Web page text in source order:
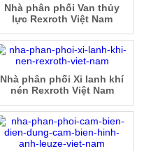
Nhà phân phối Van thủy
lực Rexroth Việt Nam
Nhà phân phối Xi lanh khí
nén Rexroth Việt Nam